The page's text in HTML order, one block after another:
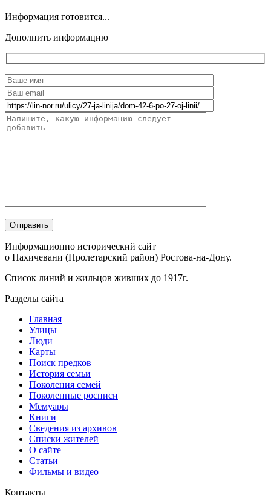
Информация готовится...
Дополнить информацию
Информационно исторический сайт
о Нахичевани (Пролетарский район) Ростова-на-Дону.
Список линий и жильцов живших до 1917г.
Разделы сайта
Главная
Улицы
Люди
Карты
Поиск предков
История семьи
Поколения семей
Поколенные росписи
Мемуары
Книги
Сведения из архивов
Списки жителей
О сайте
Статьи
Фильмы и видео
Контакты